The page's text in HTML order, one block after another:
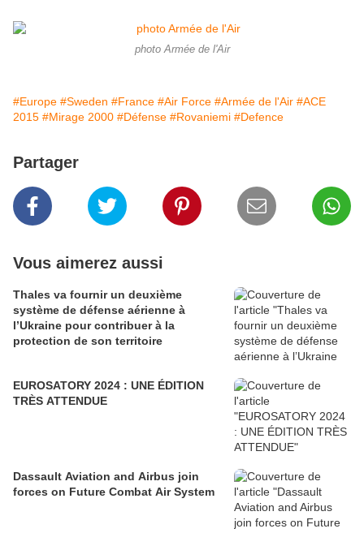
photo Armée de l'Air
#Europe #Sweden #France #Air Force #Armée de l'Air #ACE
2015 #Mirage 2000 #Défense #Rovaniemi #Defence
Partager
Vous aimerez aussi
Thales va fournir un deuxième
système de défense aérienne à
l’Ukraine pour contribuer à la
protection de son territoire
EUROSATORY 2024 : UNE ÉDITION
TRÈS ATTENDUE
Dassault Aviation and Airbus join
forces on Future Combat Air System